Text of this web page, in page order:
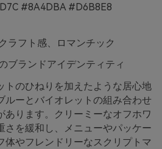
#8A4DBA #D6B8E8
ラフト感、ロマンチック
ブランドアイデンティティ
トのひねりを加えたような居心地
ルーとバイオレットの組み合わせ
あります。クリーミーなオフホワ
さを緩和し、メニューやパッケー
体やフレンドリーなスクリプトマ